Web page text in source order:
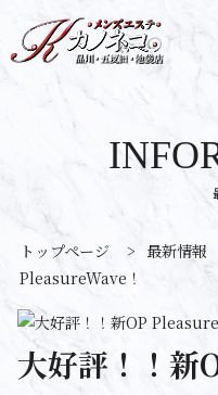
トップページ > 最新情報
PleasureWave！
大好評！！新